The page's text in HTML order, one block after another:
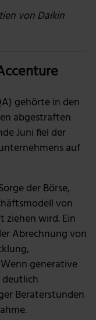
von Daikin
gehörte in den
abgestraften
Juni fiel der
auf
der Börse,
von
ziehen wird. Ein
Abrechnung von
generative
Beraterstunden